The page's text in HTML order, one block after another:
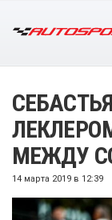
МЕЖДУ
14 марта 2019 в 12:39